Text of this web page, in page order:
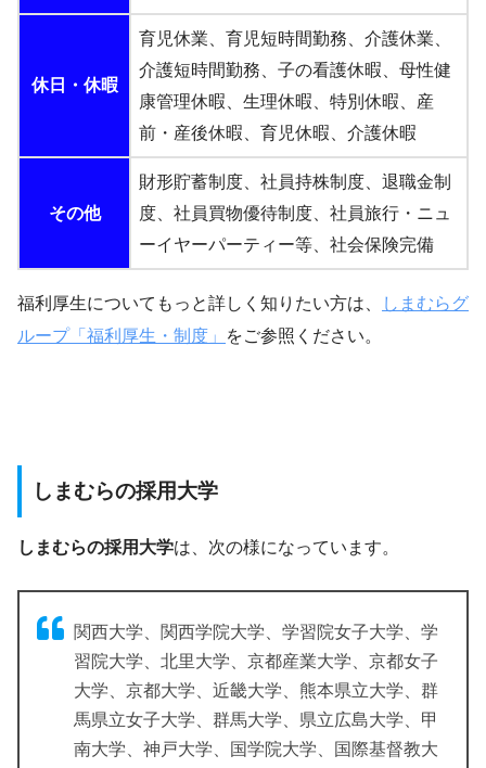
休日・休暇
育児休業、育児短時間勤務、介護休業、
介護短時間勤務、子の看護休暇、母性健
康管理休暇、生理休暇、特別休暇、産
前・産後休暇、育児休暇、介護休暇
その他
財形貯蓄制度、社員持株制度、退職金制
度、社員買物優待制度、社員旅行・ニュ
ーイヤーパーティー等、社会保険完備
福利厚生についてもっと詳しく知りたい方は、
しまむらグ
ループ「福利厚生・制度」
をご参照ください。
しまむらの採用大学
しまむらの採用大学は、次の様になっています。
関西大学、関西学院大学、学習院女子大学、学
習院大学、北里大学、京都産業大学、京都女子
大学、京都大学、近畿大学、熊本県立大学、群
馬県立女子大学、群馬大学、県立広島大学、甲
南大学、神戸大学、国学院大学、国際基督教大